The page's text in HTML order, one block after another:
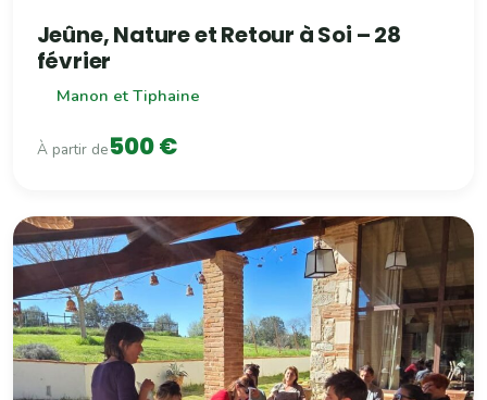
Jeûne, Nature et Retour à Soi – 28
février
Manon et Tiphaine
À partir de500 €